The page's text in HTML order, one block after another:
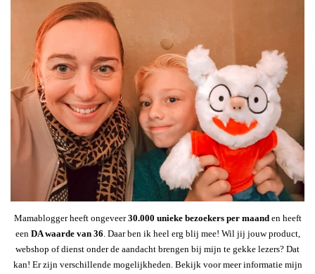
Mamablogger heeft ongeveer30.000 unieke bezoekers per maanden heeft
een DA waarde van 36. Daar ben ik heel erg blij mee! Wil jij jouw product,
webshop of dienst onder de aandacht brengen bij mijn te gekke lezers? Dat
kan! Er zijn verschillende mogelijkheden. Bekijk voor meer informatie mijn